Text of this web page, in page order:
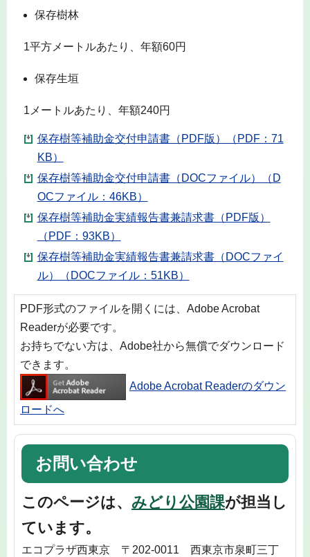
保存樹林
1平方メートルあたり、年額60円
保存生垣
1メートルあたり、年額240円
保存樹等補助金交付申請書（PDF版）（PDF：71
KB）
保存樹等補助金交付申請書（DOCファイル）（D
OCファイル：46KB）
保存樹等補助金実績報告書兼請求書（PDF版）
（PDF：93KB）
保存樹等補助金実績報告書兼請求書（DOCファイ
ル）（DOCファイル：51KB）
PDF形式のファイルを開くには、Adobe Acrobat
Readerが必要です。
お持ちでない方は、Adobe社から無償でダウンロード
できます。
Adobe Acrobat Readerのダウン
ロードへ
お問い合わせ
このページは、 みどり公園課が担当し
ています。
エコプラザ西東京 〒202-0011 西東京市泉町三丁